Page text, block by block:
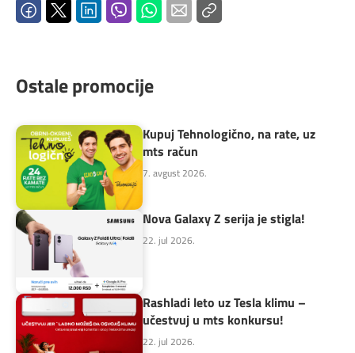
Ostale promocije
Kupuj Tehnologično, na rate, uz
mts račun
7. avgust 2026.
Nova Galaxy Z serija je stigla!
22. jul 2026.
Rashladi leto uz Tesla klimu –
učestvuj u mts konkursu!
22. jul 2026.